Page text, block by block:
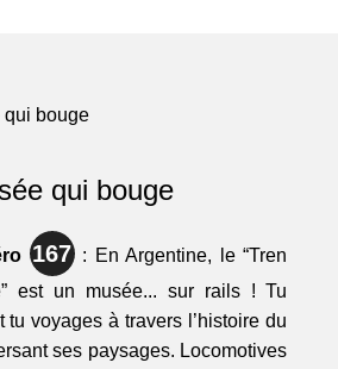
qui bouge
167: En Argentine, le “Tren
est un musée... sur rails ! Tu
tu voyages à travers l’histoire du
ses paysages. Locomotives